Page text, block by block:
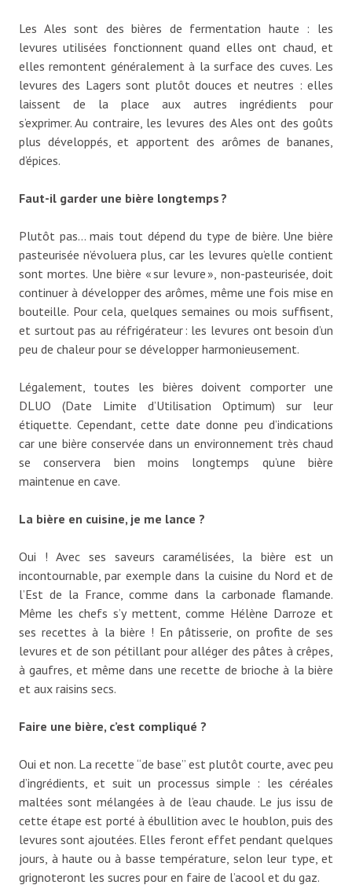
Les Ales sont des bières de fermentation haute : les
levures utilisées fonctionnent quand elles ont chaud, et
elles remontent généralement à la surface des cuves. Les
levures des Lagers sont plutôt douces et neutres : elles
laissent de la place aux autres ingrédients pour
s’exprimer. Au contraire, les levures des Ales ont des goûts
plus développés, et apportent des arômes de bananes,
d’épices.
Faut-il garder une bière longtemps ?
Plutôt pas… mais tout dépend du type de bière. Une bière
pasteurisée n’évoluera plus, car les levures qu’elle contient
sont mortes. Une bière « sur levure », non-pasteurisée, doit
continuer à développer des arômes, même une fois mise en
bouteille. Pour cela, quelques semaines ou mois suffisent,
et surtout pas au réfrigérateur : les levures ont besoin d’un
peu de chaleur pour se développer harmonieusement.
Légalement, toutes les bières doivent comporter une
DLUO (Date Limite d’Utilisation Optimum) sur leur
étiquette. Cependant, cette date donne peu d’indications
car une bière conservée dans un environnement très chaud
se conservera bien moins longtemps qu’une bière
maintenue en cave.
La bière en cuisine, je me lance ?
Oui ! Avec ses saveurs caramélisées, la bière est un
incontournable, par exemple dans la cuisine du Nord et de
l’Est de la France, comme dans la carbonade flamande.
Même les chefs s’y mettent, comme Hélène Darroze et
ses recettes à la bière ! En pâtisserie, on profite de ses
levures et de son pétillant pour alléger des pâtes à crêpes,
à gaufres, et même dans une recette de brioche à la bière
et aux raisins secs.
Faire une bière, c’est compliqué ?
Oui et non. La recette “de base” est plutôt courte, avec peu
d’ingrédients, et suit un processus simple : les céréales
maltées sont mélangées à de l’eau chaude. Le jus issu de
cette étape est porté à ébullition avec le houblon, puis des
levures sont ajoutées. Elles feront effet pendant quelques
jours, à haute ou à basse température, selon leur type, et
grignoteront les sucres pour en faire de l’acool et du gaz.